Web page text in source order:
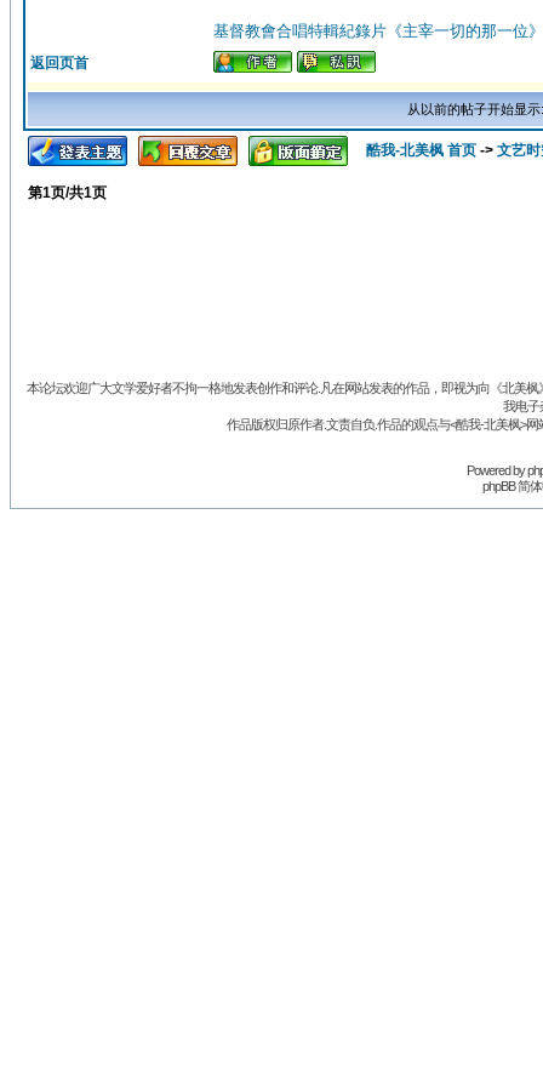
基督教會合唱特輯紀錄片《主宰一切的那一位
返回页首
从以前的帖子开始显
酷我-北美枫 首页 -> 文艺
第1页/共1页
本论坛欢迎广大文学爱好者不拘一格地发表创作和评论.凡在网站发表的作品，即视为向《北美
我电子
作品版权归原作者.文责自负.作品的观点与<酷我-北美枫>
Powered by
phpBB 简